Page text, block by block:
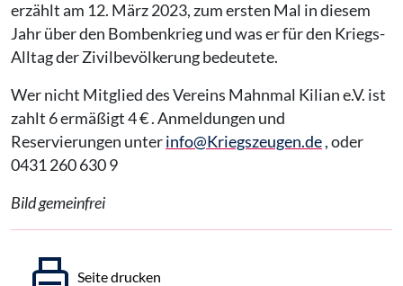
erzählt am 12. März 2023, zum ersten Mal in diesem
Jahr über den Bombenkrieg und was er für den Kriegs-
Alltag der Zivilbevölkerung bedeutete.
Wer nicht Mitglied des Vereins Mahnmal Kilian e.V. ist
zahlt 6 ermäßigt 4 € . Anmeldungen und
Reservierungen unterinfo@Kriegszeugen.de, oder
0431 260 630 9
Bild gemeinfrei
Seite drucken